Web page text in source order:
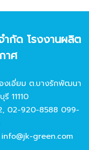
ากัด โรงงานผลิต
าศ
งเอี่ยม ต.บางรักพัฒนา
11110
, 02-920-8588 099-
info@jk-green.com